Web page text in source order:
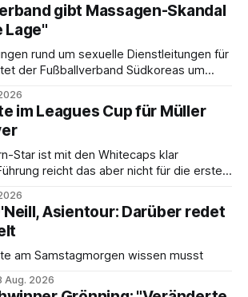
gibt Massagen-Skandal
Lage"
rund um sexuelle Dienstleitungen für
der Fußballverband Südkoreas um
im Leagues Cup für Müller
Star ist mit den Whitecaps klar
reicht das aber nicht für die ersten
Asientour: Darüber redet
am Samstagmorgen wissen musst
Aug. 2026